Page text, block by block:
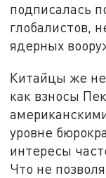
подписалась
глобалистов,
ядерных
Китайцы же
как взносы
уровне
интересы
Что не